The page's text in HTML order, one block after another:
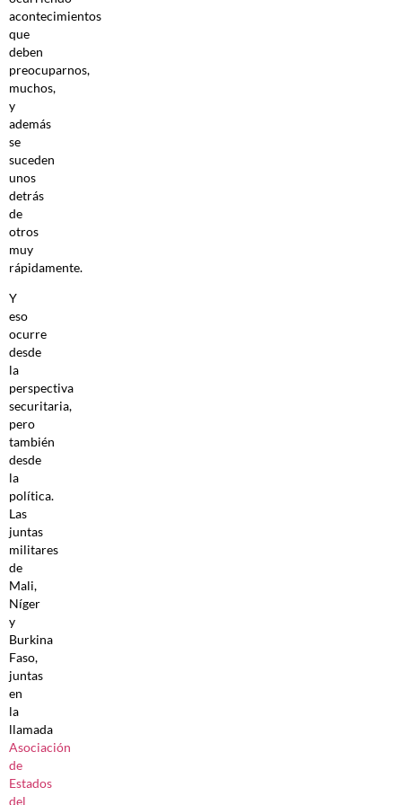
acontecimientos
que
deben
preocuparnos,
muchos,
y
además
se
suceden
unos
detrás
de
otros
muy
rápidamente.
Y
eso
ocurre
desde
la
perspectiva
securitaria,
pero
también
desde
la
política.
Las
juntas
militares
de
Mali,
Níger
y
Burkina
Faso,
juntas
en
la
llamada
Asociación
de
Estados
del